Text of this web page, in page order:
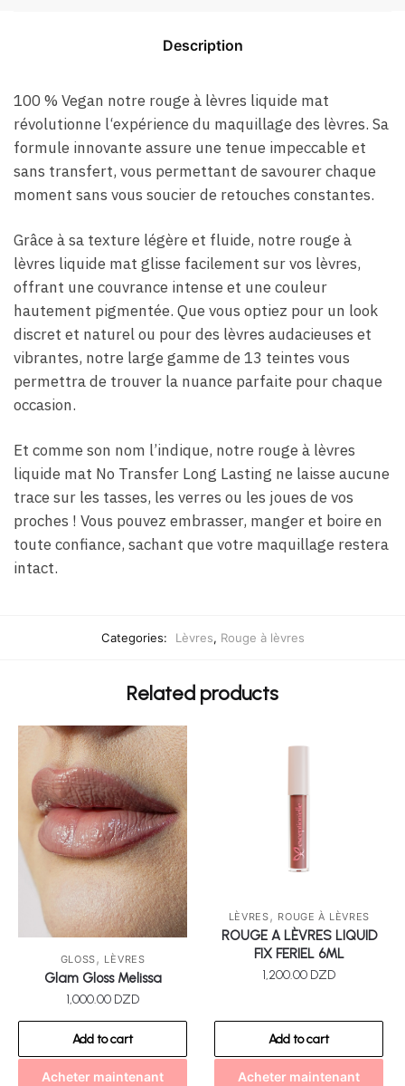
Description
100 % Vegan notre rouge à lèvres liquide mat
révolutionne l‘expérience du maquillage des lèvres. Sa
formule innovante assure une tenue impeccable et
sans transfert, vous permettant de savourer chaque
moment sans vous soucier de retouches constantes.
Grâce à sa texture légère et fluide, notre rouge à
lèvres liquide mat glisse facilement sur vos lèvres,
offrant une couvrance intense et une couleur
hautement pigmentée. Que vous optiez pour un look
discret et naturel ou pour des lèvres audacieuses et
vibrantes, notre large gamme de 13 teintes vous
permettra de trouver la nuance parfaite pour chaque
occasion.
Et comme son nom l’indique, notre rouge à lèvres
liquide mat No Transfer Long Lasting ne laisse aucune
trace sur les tasses, les verres ou les joues de vos
proches ! Vous pouvez embrasser, manger et boire en
toute confiance, sachant que votre maquillage restera
intact.
Categories: Lèvres, Rouge à lèvres
Related products
GLOSS , LÈVRES
Glam Gloss Melissa
1,000.00 DZD
Add to cart
Acheter maintenant
LÈVRES, ROUGE À LÈVRES
ROUGE A LÈVRES LIQUID
FIX FERIEL 6ML
1,200.00 DZD
Add to cart
Acheter maintenant